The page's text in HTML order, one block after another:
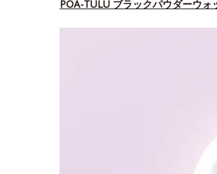
POA-TULU ブラックパウダーウォ